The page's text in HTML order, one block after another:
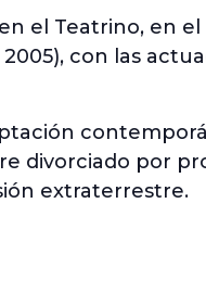
el Teatrino, en
con las
divorciado por
extraterrestre.